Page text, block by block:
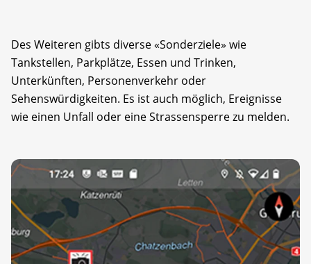
Des Weiteren gibts diverse «Sonderziele» wie
Tankstellen, Parkplätze, Essen und Trinken,
Unterkünften, Personenverkehr oder
Sehenswürdigkeiten. Es ist auch möglich, Ereignisse
wie einen Unfall oder eine Strassensperre zu melden.